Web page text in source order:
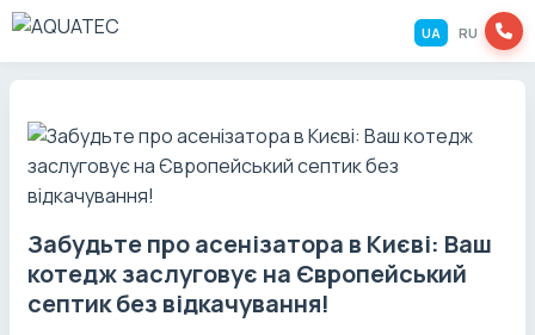
UA RU
Забудьте про асенізатора в Києві: Ваш
котедж заслуговує на Європейський
септик без відкачування!